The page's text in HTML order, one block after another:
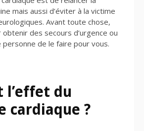
mais aussi d’éviter à la victime
Avant toute chose,
des secours d’urgence ou
personne de le faire pour vous.
l’effet du
cardiaque ?